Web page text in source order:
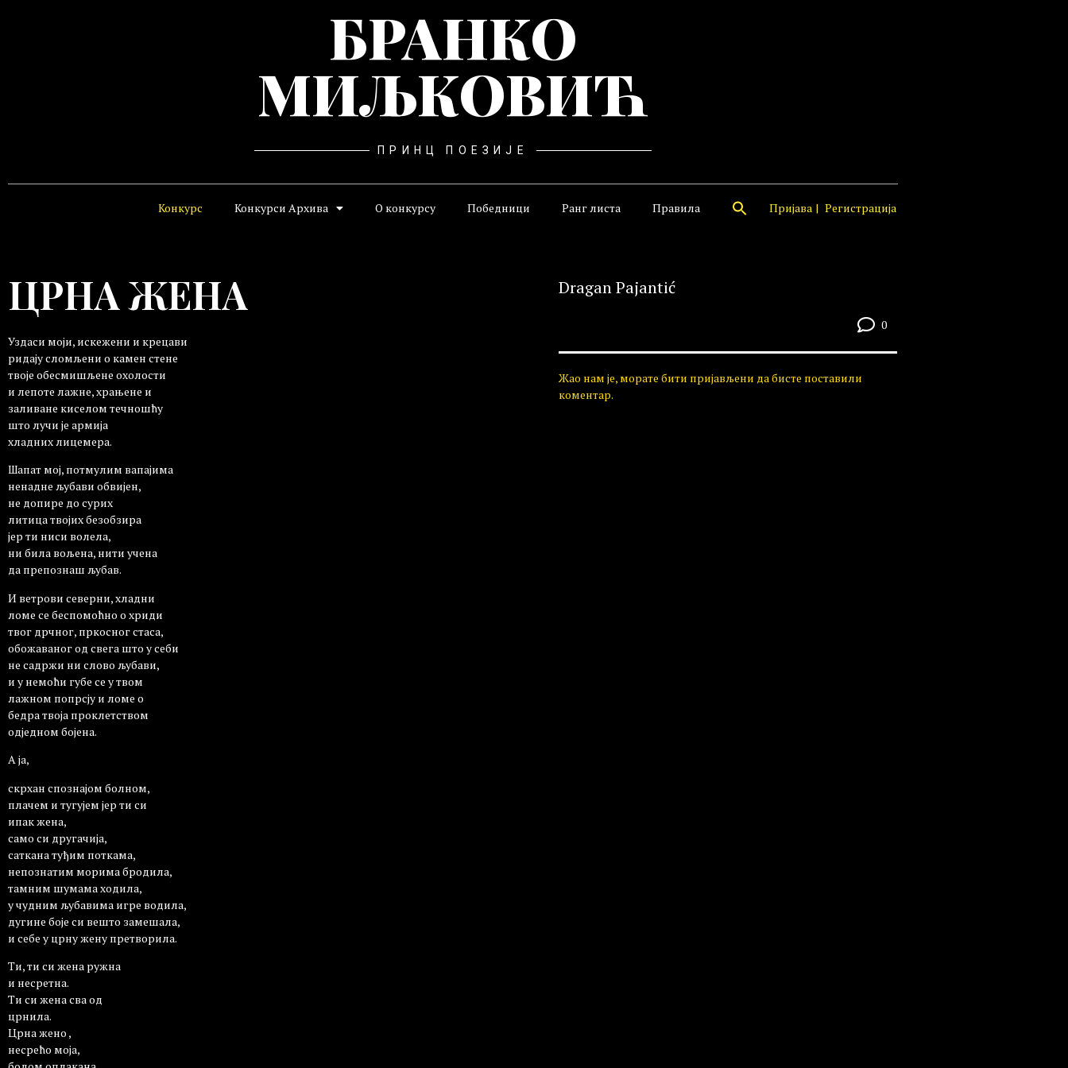
БРАНКО
МИЉКОВИЋ
ПРИНЦ ПОЕЗИЈЕ
Конкурс Конкурси Архива О конкурсу Победници Ранг листа Правила Пријава Регистрација
ЦРНА ЖЕНА
Уздаси моји, искежени и крецави
ридају сломљени о камен стене
твоје обесмишљене охолости
и лепоте лажне, храњене и
заливане киселом течношћу
што лучи је армија
хладних лицемера.
Шапат мој, потмулим вапајима
ненадне љубави обвијен,
не допире до сурих
литица твојих безобзира
јер ти ниси волела,
ни била вољена, нити учена
да препознаш љубав.
И ветрови северни, хладни
ломе се беспомоћно о хриди
твог дрчног, пркосног стаса,
обожаваног од свега што у себи
не садржи ни слово љубави,
и у немоћи губе се у твом
лажном попрсју и ломе о
бедра твоја проклетством
одједном бојена.
А ја,
скрхан спознајом болном,
плачем и тугујем јер ти си
ипак жена,
само си другачија,
саткана туђим поткама,
непознатим морима бродила,
тамним шумама ходила,
у чудним љубавима игре водила,
дугине боје си вешто замешала,
и себе у црну жену претворила.
Ти, ти си жена ружна
и несретна.
Ти си жена сва од
црнила.
Црна жено ,
несрећо моја,
Dragan Pajantić
0
Жао нам је, морате бити пријављени да бисте поставили
коментар.